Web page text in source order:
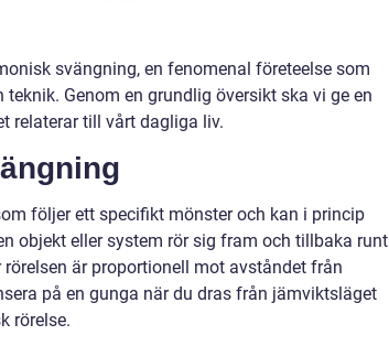
svängning, en fenomenal företeelse som
Genom en grundlig översikt ska vi ge en
relaterar till vårt dagliga liv.
följer ett specifikt mönster och kan i princip
objekt eller system rör sig fram och tillbaka runt
är proportionell mot avståndet från
på en gunga när du dras från jämviktsläget
rörelse.